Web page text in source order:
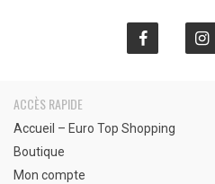
ACCÈS RAPIDE
Accueil – Euro Top Shopping
Boutique
Mon compte